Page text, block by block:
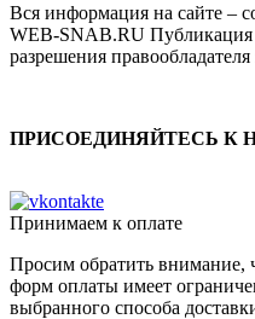
Вся информация на сайте –
WEB-SNAB.RU Публикация
разрешения
ПРИСОЕДИНЯЙТЕСЬ К
Принимаем к оплате
Просим обратить внимание,
форм оплаты имеет
выбранного способа